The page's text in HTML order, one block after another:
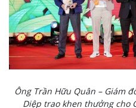
Ông Trần Hữu Quân – Giám
Diệp trao khen thưởng cho